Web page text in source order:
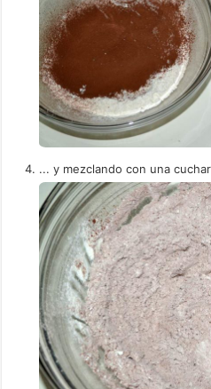
... y mezclando con una